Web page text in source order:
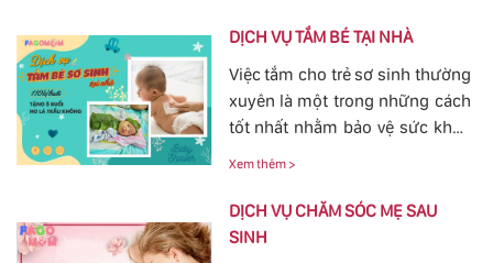
phổ biến. Với việc thông tắc tia
chóng thông tia sữa, giảm bớt
các cơn đau cương cứng tại
vùng bầu vú, đảm bảo cho
nguồn sữa về đều cho bé bú.
DỊCH VỤ TẮM BÉ TẠI NHÀ
Việc tắm cho trẻ sơ sinh thường
xuyên là một trong những cách
tốt nhất nhằm bảo vệ sức khỏe
cho bé yêu tránh khỏi các nguy
Bởi vậy, nhu cầu tắm cho trẻ sơ
sinh ngày càn lớn, với dịch vụ
Xem thêm >
DỊCH VỤ CHĂM SÓC MẸ SAU
SINH